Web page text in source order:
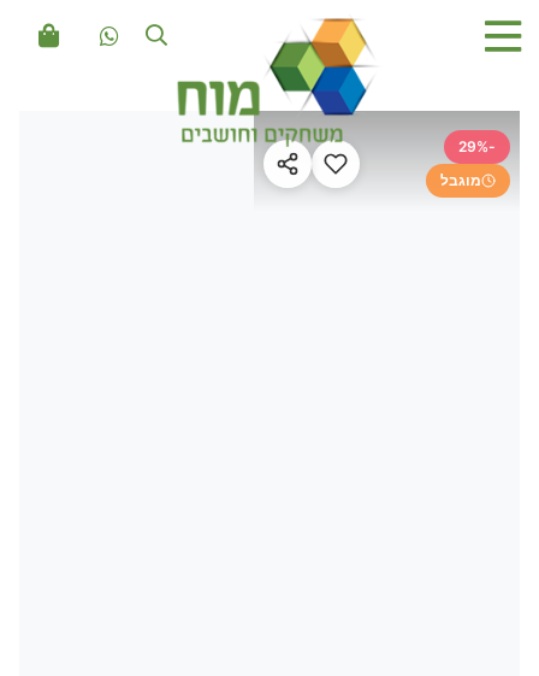
-29%
מוגבל